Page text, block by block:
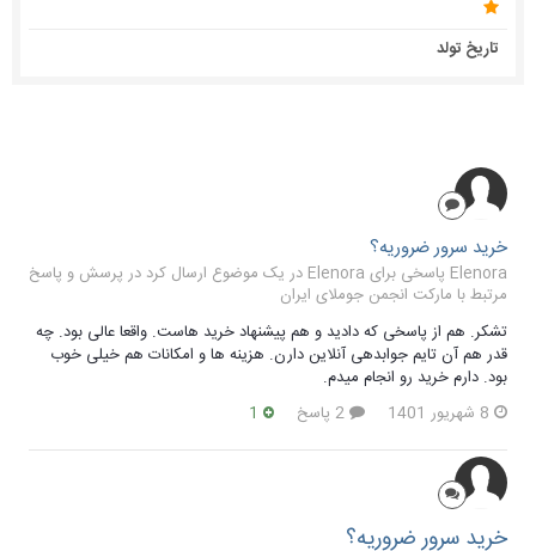
تاریخ تولد
خرید سرور ضروریه؟
Elenora پاسخی برای Elenora در یک موضوع ارسال کرد در
پرسش و پاسخ
مرتبط با مارکت انجمن جوملای ایران
تشکر. هم از پاسخی که دادید و هم پیشنهاد خرید هاست. واقعا عالی بود. چه
قدر هم آن تایم جوابدهی آنلاین دارن. هزینه ها و امکانات هم خیلی خوب
بود. دارم خرید رو انجام میدم.
8 شهریور 1401
خرید سرور ضروریه؟